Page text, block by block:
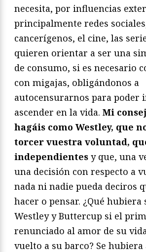
necesita, por influencias
principalmente redes
cancerígenos, el cine, las
quieren orientar a ser una
de consumo, si es necesario
con migajas, obligándonos a
autocensurarnos para poder
ascender en la vida. Mi
hagáis como Westley, que
torcer vuestra voluntad,
independientes y que, una
una decisión con respecto a
nada ni nadie pueda deciros
hacer o pensar. ¿Qué hubiera
Westley y Buttercup si el
renunciado al amor de su
vuelto a su barco? Se